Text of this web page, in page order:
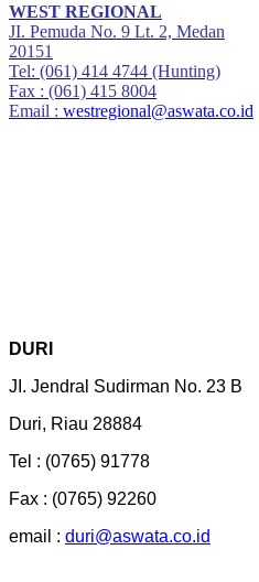
WEST REGIONAL
JI. Pemuda No. 9 Lt. 2, Medan
20151
Tel: (061) 414 4744 (Hunting)
Fax : (061) 415 8004
Email : westregional@aswata.co.id
DURI
JI. Jendral Sudirman No. 23 B
Duri, Riau 28884
Tel : (0765) 91778
Fax : (0765) 92260
email : duri@aswata.co.id